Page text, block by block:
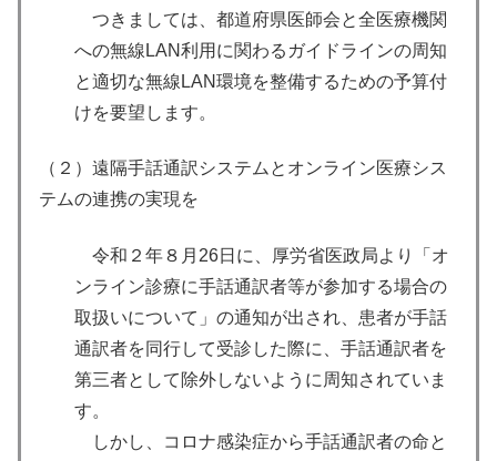
つきましては、都道府県医師会と全医療機関
への無線LAN利用に関わるガイドラインの周知
と適切な無線LAN環境を整備するための予算付
けを要望します。
（２）遠隔手話通訳システムとオンライン医療シス
テムの連携の実現を
令和２年８月26日に、厚労省医政局より「オ
ンライン診療に手話通訳者等が参加する場合の
取扱いについて」の通知が出され、患者が手話
通訳者を同行して受診した際に、手話通訳者を
第三者として除外しないように周知されていま
す。
しかし、コロナ感染症から手話通訳者の命と